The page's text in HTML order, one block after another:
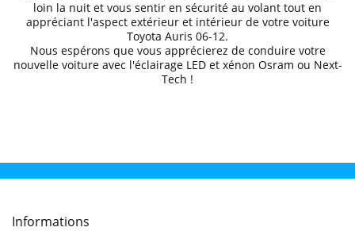
loin la nuit et vous sentir en sécurité au volant tout en
appréciant l'aspect extérieur et intérieur de votre voiture
Toyota Auris 06-12.
Nous espérons que vous apprécierez de conduirevotre
nouvelle voiture avec l'éclairage LED et xénon Osram ou Next-
Tech !
Informations